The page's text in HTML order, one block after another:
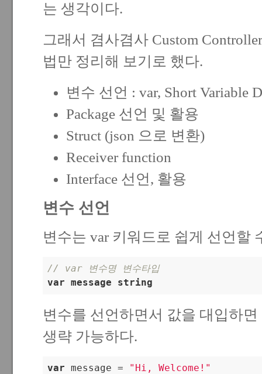
는 생각이다.
그래서 겸사겸사 Custom
법만 정리해 보기로 했다.
변수 선언 : var, Short Variable
Package 선언 및 활용
Struct (json 으로 변환)
Receiver function
Interface 선언, 활용
변수 선언
변수는 var 키워드로 쉽게 선언할
// var 변수명 변수타입
var message string
변수를 선언하면서 값을 대입하
생략 가능하다.
var message = "Hi, Welcome!"